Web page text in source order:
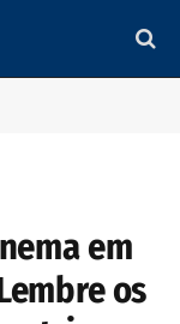
em
os